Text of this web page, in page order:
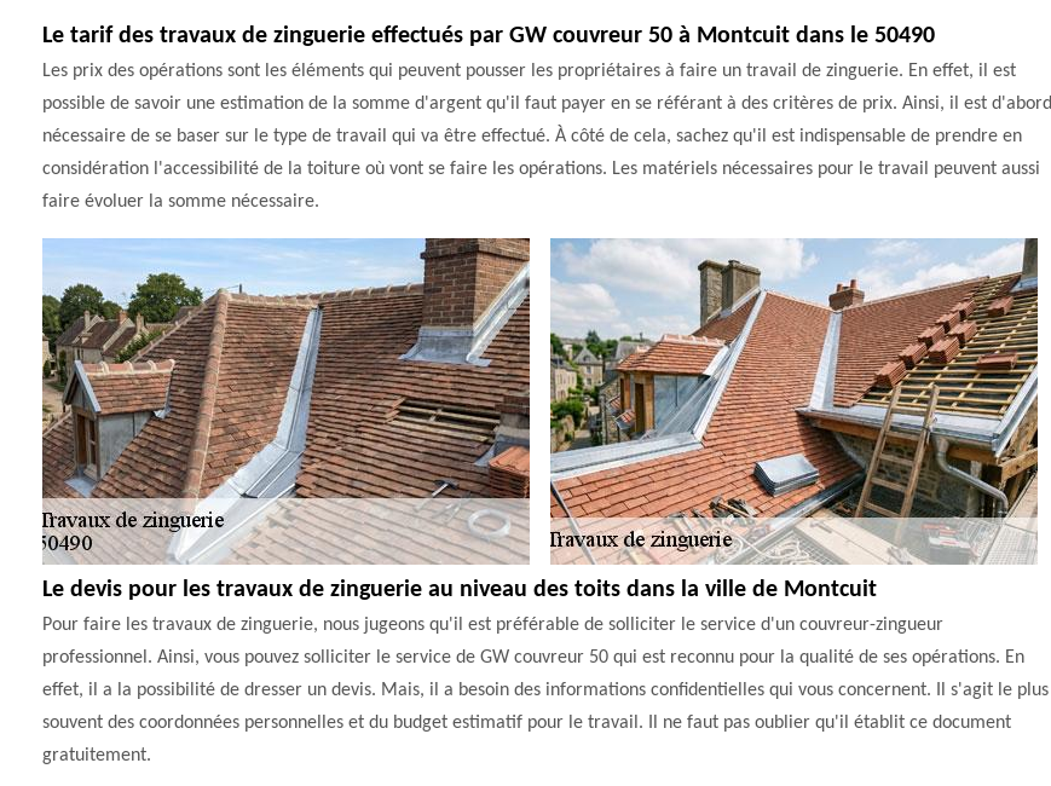
Le tarif des travaux de zinguerie effectués par GW couvreur 50 à Montcuit dans le 50490
Les prix des opérations sont les éléments qui peuvent pousser les propriétaires à faire un travail de zinguerie. En effet, il est
possible de savoir une estimation de la somme d'argent qu'il faut payer en se référant à des critères de prix. Ainsi, il est d'abord
nécessaire de se baser sur le type de travail qui va être effectué. À côté de cela, sachez qu'il est indispensable de prendre en
considération l'accessibilité de la toiture où vont se faire les opérations. Les matériels nécessaires pour le travail peuvent aussi
faire évoluer la somme nécessaire.
Le devis pour les travaux de zinguerie au niveau des toits dans la ville de Montcuit
Pour faire les travaux de zinguerie, nous jugeons qu'il est préférable de solliciter le service d'un couvreur-zingueur
professionnel. Ainsi, vous pouvez solliciter le service de GW couvreur 50 qui est reconnu pour la qualité de ses opérations. En
effet, il a la possibilité de dresser un devis. Mais, il a besoin des informations confidentielles qui vous concernent. Il s'agit le plus
souvent des coordonnées personnelles et du budget estimatif pour le travail. Il ne faut pas oublier qu'il établit ce document
gratuitement.